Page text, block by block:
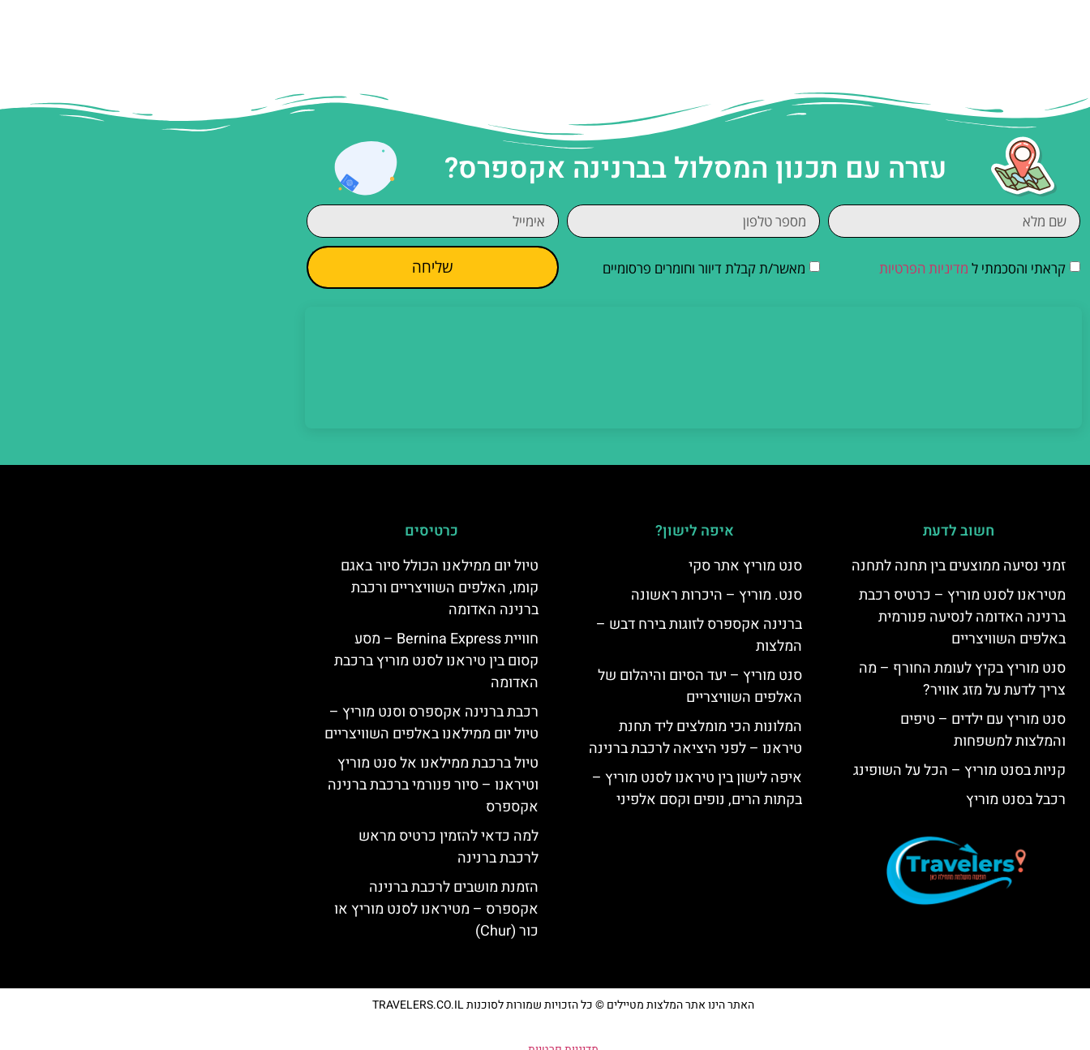
עזרה עם תכנון המסלול בברנינה אקספרס?
קראתי והסכמתי ל מדיניות הפרטיות מאשר/ת קבלת דיוור וחומרים פרסומיים שליחה
חשוב לדעת
זמני נסיעה ממוצעים בין תחנה לתחנה
מטיראנו לסנט מוריץ – כרטיס רכבת
ברנינה האדומה לנסיעה פנורמית
באלפים השוויצריים
סנט מוריץ בקיץ לעומת החורף – מה
צריך לדעת על מזג אוויר?
סנט מוריץ עם ילדים – טיפים
והמלצות למשפחות
קניות בסנט מוריץ – הכל על השופינג
רכבל בסנט מוריץ
איפה לישון?
סנט מוריץ אתר סקי
סנט. מוריץ – היכרות ראשונה
ברנינה אקספרס לזוגות בירח דבש –
המלצות
סנט מוריץ – יעד הסיום והיהלום של
האלפים השוויצריים
המלונות הכי מומלצים ליד תחנת
טיראנו – לפני היציאה לרכבת ברנינה
איפה לישון בין טיראנו לסנט מוריץ –
בקתות הרים, נופים וקסם אלפיני
כרטיסים
טיול יום ממילאנו הכולל סיור באגם
קומו, האלפים השוויצריים ורכבת
ברנינה האדומה
חוויית Bernina Express – מסע
קסום בין טיראנו לסנט מוריץ ברכבת
האדומה
רכבת ברנינה אקספרס וסנט מוריץ –
טיול יום ממילאנו באלפים השוויצריים
טיול ברכבת ממילאנו אל סנט מוריץ
וטיראנו – סיור פנורמי ברכבת ברנינה
אקספרס
למה כדאי להזמין כרטיס מראש
לרכבת ברנינה
הזמנת מושבים לרכבת ברנינה
אקספרס – מטיראנו לסנט מוריץ או
כור (Chur)
האתר הינו אתר המלצות מטיילים © כל הזכויות שמורות לסוכנות TRAVELERS.CO.IL